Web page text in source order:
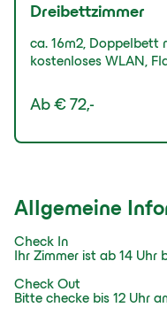
Dreibettzimmer
ca. 16m2, Doppelbett
kostenloses WLAN,
Ab € 72,-
Allgemeine
Check In
Ihr Zimmer ist ab 14 Uhr
Check Out
Bitte checke bis 12 Uhr